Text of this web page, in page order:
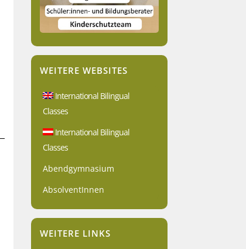
WEITERE WEBSITES
International Bilingual
Classes
International Bilingual
Classes
Abendgymnasium
AbsolventInnen
WEITERE LINKS